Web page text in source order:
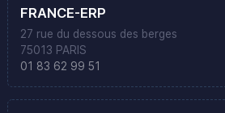
FRANCE-ERP
27 rue du dessous des berges
75013 PARIS
01 83 62 99 51